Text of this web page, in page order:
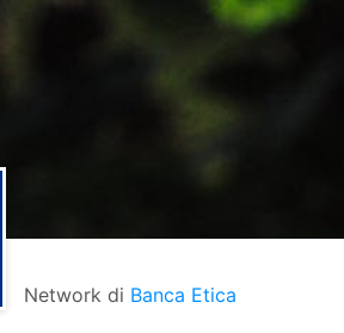
Network di Banca Etica